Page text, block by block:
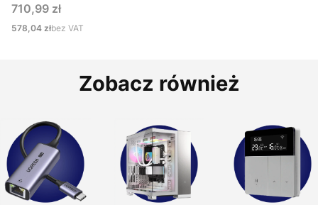
Cena
710,99 zł
Cena
578,04 złbez VAT
Zobacz również